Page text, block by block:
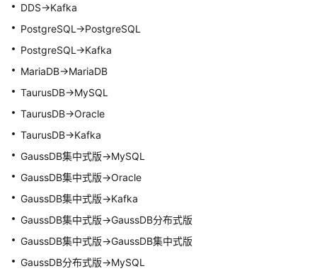
据
加
参
数
理
任
生
命
周
DDS->Kafka
PostgreSQL->PostgreSQL
PostgreSQL->Kafka
MariaDB->MariaDB
TaurusDB->MySQL
TaurusDB->Oracle
TaurusDB->Kafka
GaussDB集中式版->MySQL
GaussDB集中式版->Oracle
GaussDB集中式版->Kafka
GaussDB集中式版->GaussDB分布式版
GaussDB集中式版->GaussDB集中式版
GaussDB分布式版->MySQL